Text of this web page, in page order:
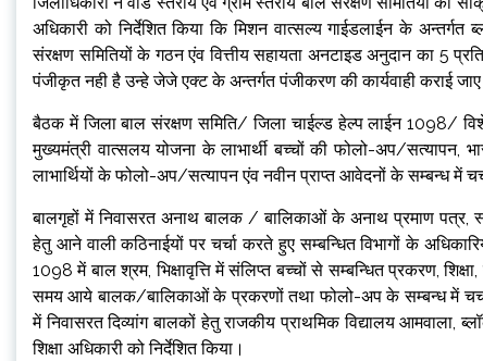
अधिकारी को निर्देशित किया कि मिशन वात्सल्य गाईडलाईन के
संरक्षण समितियों के गठन एंव वित्तीय सहायता अनटाइड अनुदान का 5
पंजीकृत नही है उन्हे जेजे एक्ट के अन्तर्गत पंजीकरण की कार्यवाही कराई
बैठक में जिला बाल संरक्षण समिति/ जिला चाईल्ड हेल्प लाईन 1098/
मुख्यमंत्री वात्सलय योजना के लाभार्थी बच्चों की फोलो-अप/सत्यापन,
लाभार्थियों के फोलो-अप/सत्यापन एंव नवीन प्राप्त आवेदनों के सम्बन्ध में
बालगृहों में निवासरत अनाथ बालक / बालिकाओं के अनाथ प्रमाण पत्र,
हेतु आने वाली कठिनाईयों पर चर्चा करते हुए सम्बन्धित विभागों के
1098 में बाल श्रम, भिक्षावृत्ति में संलिप्त बच्चों से सम्बन्धित प्रकरण,
समय आये बालक/बालिकाओं के प्रकरणों तथा फोलो-अप के सम्बन्ध में
में निवासरत दिव्यांग बालकों हेतु राजकीय प्राथमिक विद्यालय आमवाला,
शिक्षा अधिकारी को निर्देशित किया।